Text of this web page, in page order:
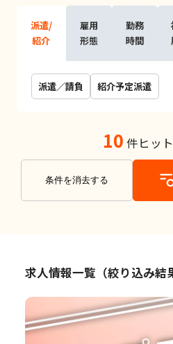
派遣/
紹介
雇用
形態
勤務
時間
派遣／請負 紹介予定派遣
10 件ヒッ
条件を消去する
求人情報一覧（絞り込み結